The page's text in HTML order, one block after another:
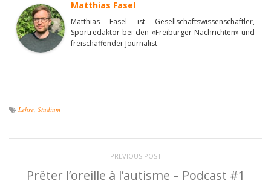
Matthias Fasel
Matthias Fasel ist Gesellschaftswissenschaftler,
Sportredaktor bei den «Freiburger Nachrichten» und
freischaffender Journalist.
Lehre Studium
PREVIOUS POST
Prêter l’oreille à l’autisme – Podcast #1